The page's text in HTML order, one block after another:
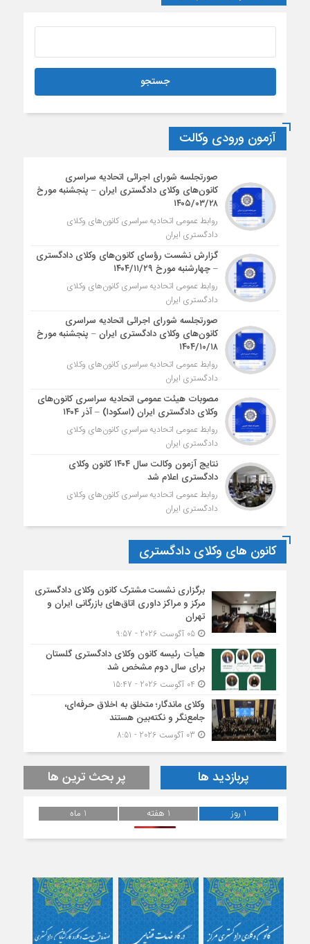
آزمون ورودی وکالت
صورتجلسه شورای اجرائی اتحادیه سراسری
کانون‌های وکلای دادگستری ایران – پنجشنبه مورخ
۱۴۰۵/۰۳/۲۸
روابط عمومی اتحادیه سراسری کانون‌های وکلای
دادگستری ایران
گزارش نشست رؤسای کانون‌های وکلای دادگستری
– چهارشنبه مورخ ۱۴۰۴/۱۱/۲۹
روابط عمومی اتحادیه سراسری کانون‌های وکلای
دادگستری ایران
صورتجلسه شورای اجرائی اتحادیه سراسری
کانون‌های وکلای دادگستری ایران – پنجشنبه مورخ
۱۴۰۴/۱۰/۱۸
روابط عمومی اتحادیه سراسری کانون‌های وکلای
دادگستری ایران
مصوبات هیئت عمومی اتحادیه سراسری کانون‌های
وکلای دادگستری ایران (اسکودا) – آذر ۱۴۰۴
روابط عمومی اتحادیه سراسری کانون‌های وکلای
دادگستری ایران
نتایج آزمون وکالت سال ۱۴۰۴ کانون وکلای
دادگستری اعلام شد
روابط عمومی اتحادیه سراسری کانون‌های وکلای
دادگستری ایران
کانون های وکلای دادگستری
برگزاری نشست مشترک کانون وکلای دادگستری
مرکز و مراکز داوری اتاق‌های بازرگانی ایران و
تهران
05 آگوست 2026 - 9:57
هیأت ‌رئیسه کانون وکلای دادگستری گلستان
برای سال دوم مشخص شد
وکلای ماندگار؛ متخلق به اخلاق حرفه‌ای،
جامع‌نگر و نکته‌بین هستند
پربازدید ها پر بحث ترین ها
1 روز 1 هفته 1 ماه